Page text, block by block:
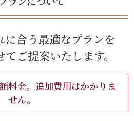
に合う最適なプランを
ご提案いたします。
料金。追加費用はかかりま
せん。